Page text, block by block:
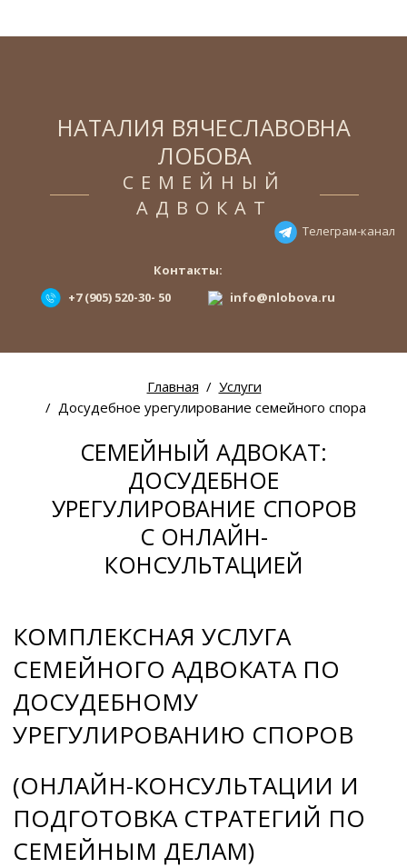
НАТАЛИЯ ВЯЧЕСЛАВОВНА
ЛОБОВА
СЕМЕЙНЫЙ
АДВОКАТ
Телеграм-канал
Контакты:
+7 (905) 520-30- 50
info@nlobova.ru
Главная
Услуги
Досудебное урегулирование семейного спора
СЕМЕЙНЫЙ АДВОКАТ:
ДОСУДЕБНОЕ
УРЕГУЛИРОВАНИЕ СПОРОВ
С ОНЛАЙН-
КОНСУЛЬТАЦИЕЙ
КОМПЛЕКСНАЯ УСЛУГА
СЕМЕЙНОГО АДВОКАТА ПО
ДОСУДЕБНОМУ
УРЕГУЛИРОВАНИЮ СПОРОВ
(ОНЛАЙН-КОНСУЛЬТАЦИИ И
ПОДГОТОВКА СТРАТЕГИЙ ПО
СЕМЕЙНЫМ ДЕЛАМ)